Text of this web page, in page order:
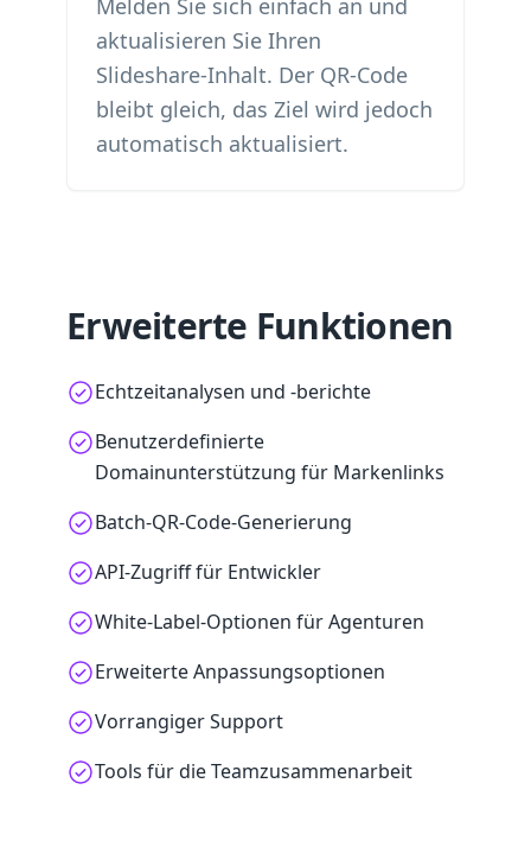
Melden Sie sich einfach an und
aktualisieren Sie Ihren
Slideshare-Inhalt. Der QR-Code
bleibt gleich, das Ziel wird jedoch
automatisch aktualisiert.
Erweiterte Funktionen
Echtzeitanalysen und -berichte
Benutzerdefinierte
Domainunterstützung für Markenlinks
Batch-QR-Code-Generierung
API-Zugriff für Entwickler
White-Label-Optionen für Agenturen
Erweiterte Anpassungsoptionen
Vorrangiger Support
Tools für die Teamzusammenarbeit